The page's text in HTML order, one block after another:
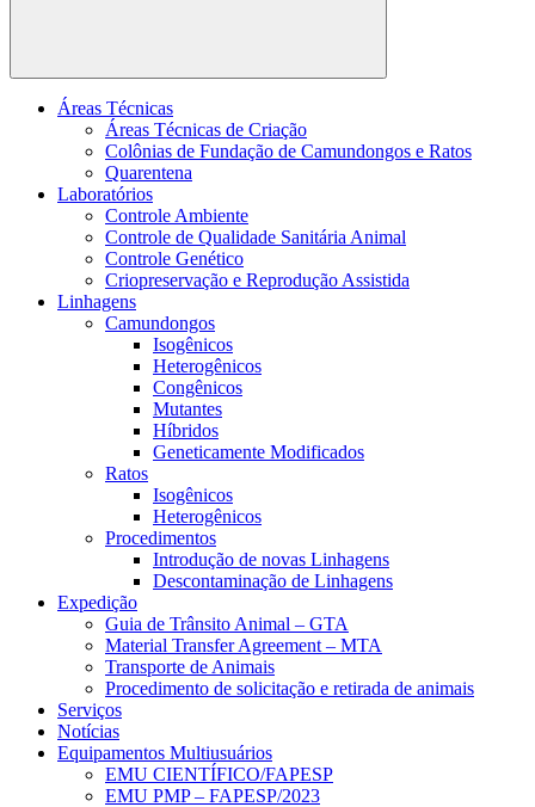
Buscar
Áreas Técnicas
Áreas Técnicas de Criação
Colônias de Fundação de Camundongos e Ratos
Quarentena
Laboratórios
Controle Ambiente
Controle de Qualidade Sanitária Animal
Controle Genético
Criopreservação e Reprodução Assistida
Linhagens
Camundongos
Isogênicos
Heterogênicos
Congênicos
Mutantes
Híbridos
Geneticamente Modificados
Ratos
Isogênicos
Heterogênicos
Procedimentos
Introdução de novas Linhagens
Descontaminação de Linhagens
Expedição
Guia de Trânsito Animal – GTA
Material Transfer Agreement – MTA
Transporte de Animais
Procedimento de solicitação e retirada de animais
Serviços
Notícias
Equipamentos Multiusuários
EMU CIENTÍFICO/FAPESP
EMU PMP – FAPESP/2023